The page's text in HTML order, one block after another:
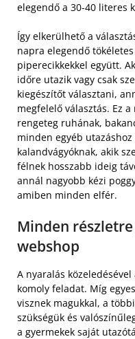
elegendő a 30-40 literes
Így elkerülhető a
napra elegendő
piperecikkekkel együtt.
időre utazik vagy csak
kiegészítőt választani,
megfelelő választás. Ez
rengeteg ruhának,
minden egyéb
kalandvágyóknak, akik
félnek hosszabb ideig
annál nagyobb kézi
amiben minden elfér.
Minden
webshop
A nyaralás
komoly feladat. Míg
visznek magukkal, a
szükségük és
a gyermekek saját